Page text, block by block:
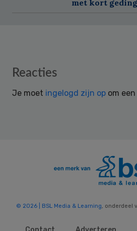
met kort geding
Reader
Reacties
Je moet ingelogd zijn op om
© 2026 | BSL Media & Learning, onderdeel